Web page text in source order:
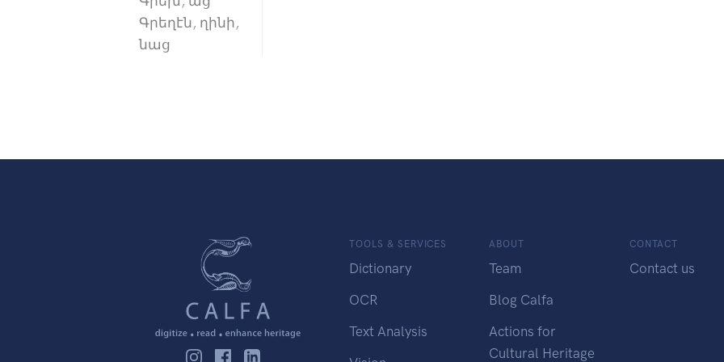
Գրեղէն, ղինի,
նաց
TOOLS & SERVICES
Dictionary
OCR
Text Analysis
ABOUT
Team
Blog Calfa
Actions for
Cultural Heritage
CONTACT
Contact us